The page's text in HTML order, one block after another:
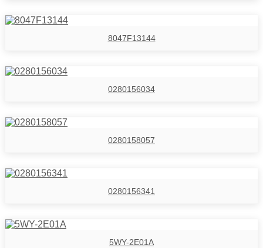
8047F13144
0280156034
0280158057
0280156341
5WY-2E01A